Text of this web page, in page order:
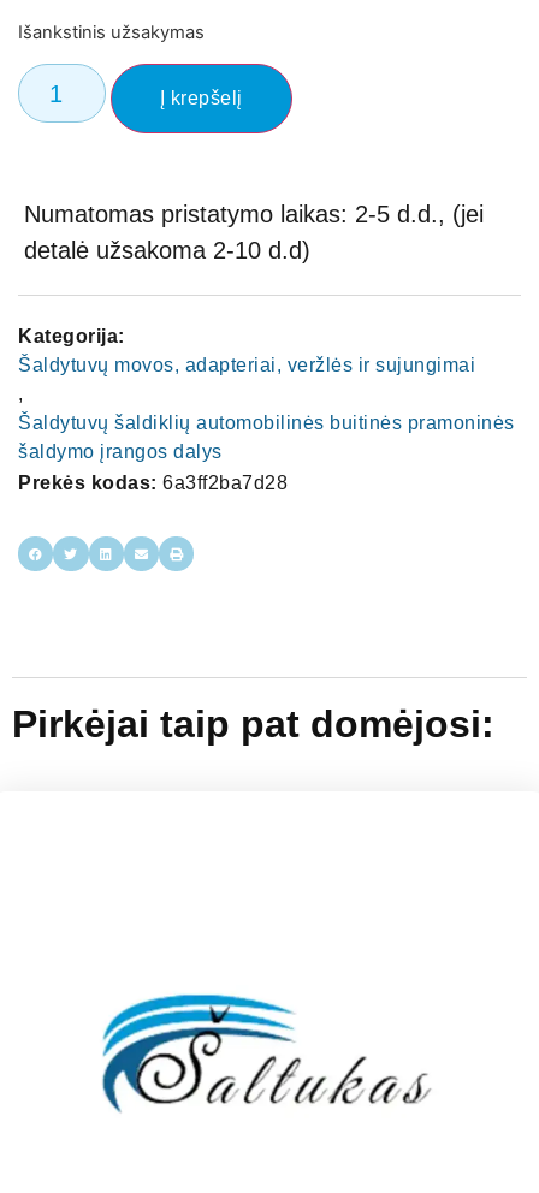
Išankstinis užsakymas
Į krepšelį
Numatomas pristatymo laikas: 2-5 d.d., (jei
detalė užsakoma 2-10 d.d)
Kategorija:
Šaldytuvų movos, adapteriai, veržlės ir sujungimai
,
Šaldytuvų šaldiklių automobilinės buitinės pramoninės
šaldymo įrangos dalys
Prekės kodas: 6a3ff2ba7d28
Pirkėjai taip pat domėjosi: